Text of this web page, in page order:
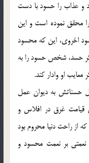
و عذاب را حسود با دست
محقق نموده است و اين
اخروي، اين كه محسود
حسد، شخص حسود را به
او وادار كند.
حسناتش به ديوان عمل
قيامت غرق در افلاس و
از راحت دنيا محروم بود
نعمتي بر نعمت محسود و